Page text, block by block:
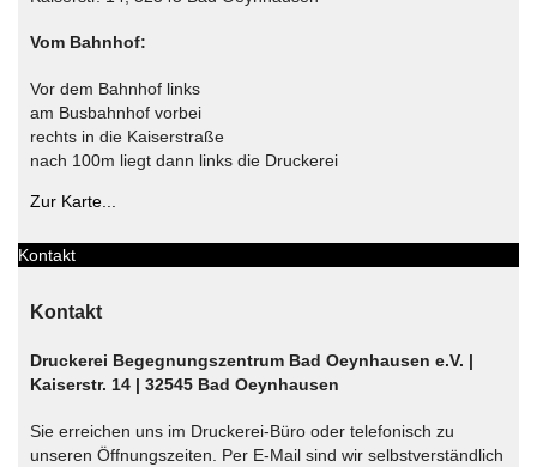
Vom Bahnhof:
Vor dem Bahnhof links
am Busbahnhof vorbei
rechts in die Kaiserstraße
nach 100m liegt dann links die Druckerei
Zur Karte...
Kontakt
Kontakt
Druckerei Begegnungszentrum Bad Oeynhausen e.V. |
Kaiserstr. 14 | 32545 Bad Oeynhausen
Sie erreichen uns im Druckerei-Büro oder telefonisch zu
unseren Öffnungszeiten. Per E-Mail sind wir selbstverständlich